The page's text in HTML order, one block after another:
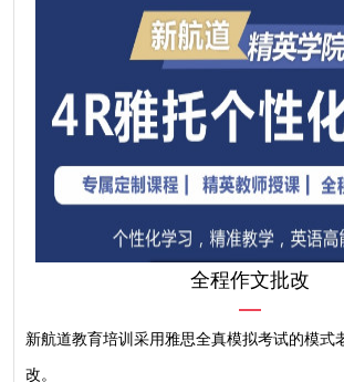
全程作文批改
新航道教育培训采用雅思全真模拟考试的模式
改。